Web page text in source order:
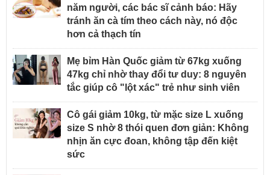
năm người, các bác sĩ cảnh báo: Hãy
tránh ăn cà tím theo cách này, nó độc
hơn cả thạch tín
Mẹ bỉm Hàn Quốc giảm từ 67kg xuống
47kg chỉ nhờ thay đổi tư duy: 8 nguyên
tắc giúp cô "lột xác" trẻ như sinh viên
Cô gái giảm 10kg, từ mặc size L xuống
size S nhờ 8 thói quen đơn giản: Không
nhịn ăn cực đoan, không tập đến kiệt
sức